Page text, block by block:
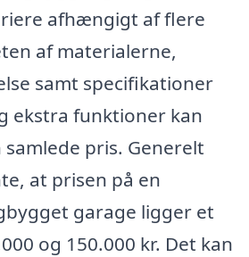
afhængigt af flere
af materialerne,
samt specifikationer
ekstra funktioner kan
pris. Generelt
at prisen på en
garage ligger et
og 150.000 kr. Det kan